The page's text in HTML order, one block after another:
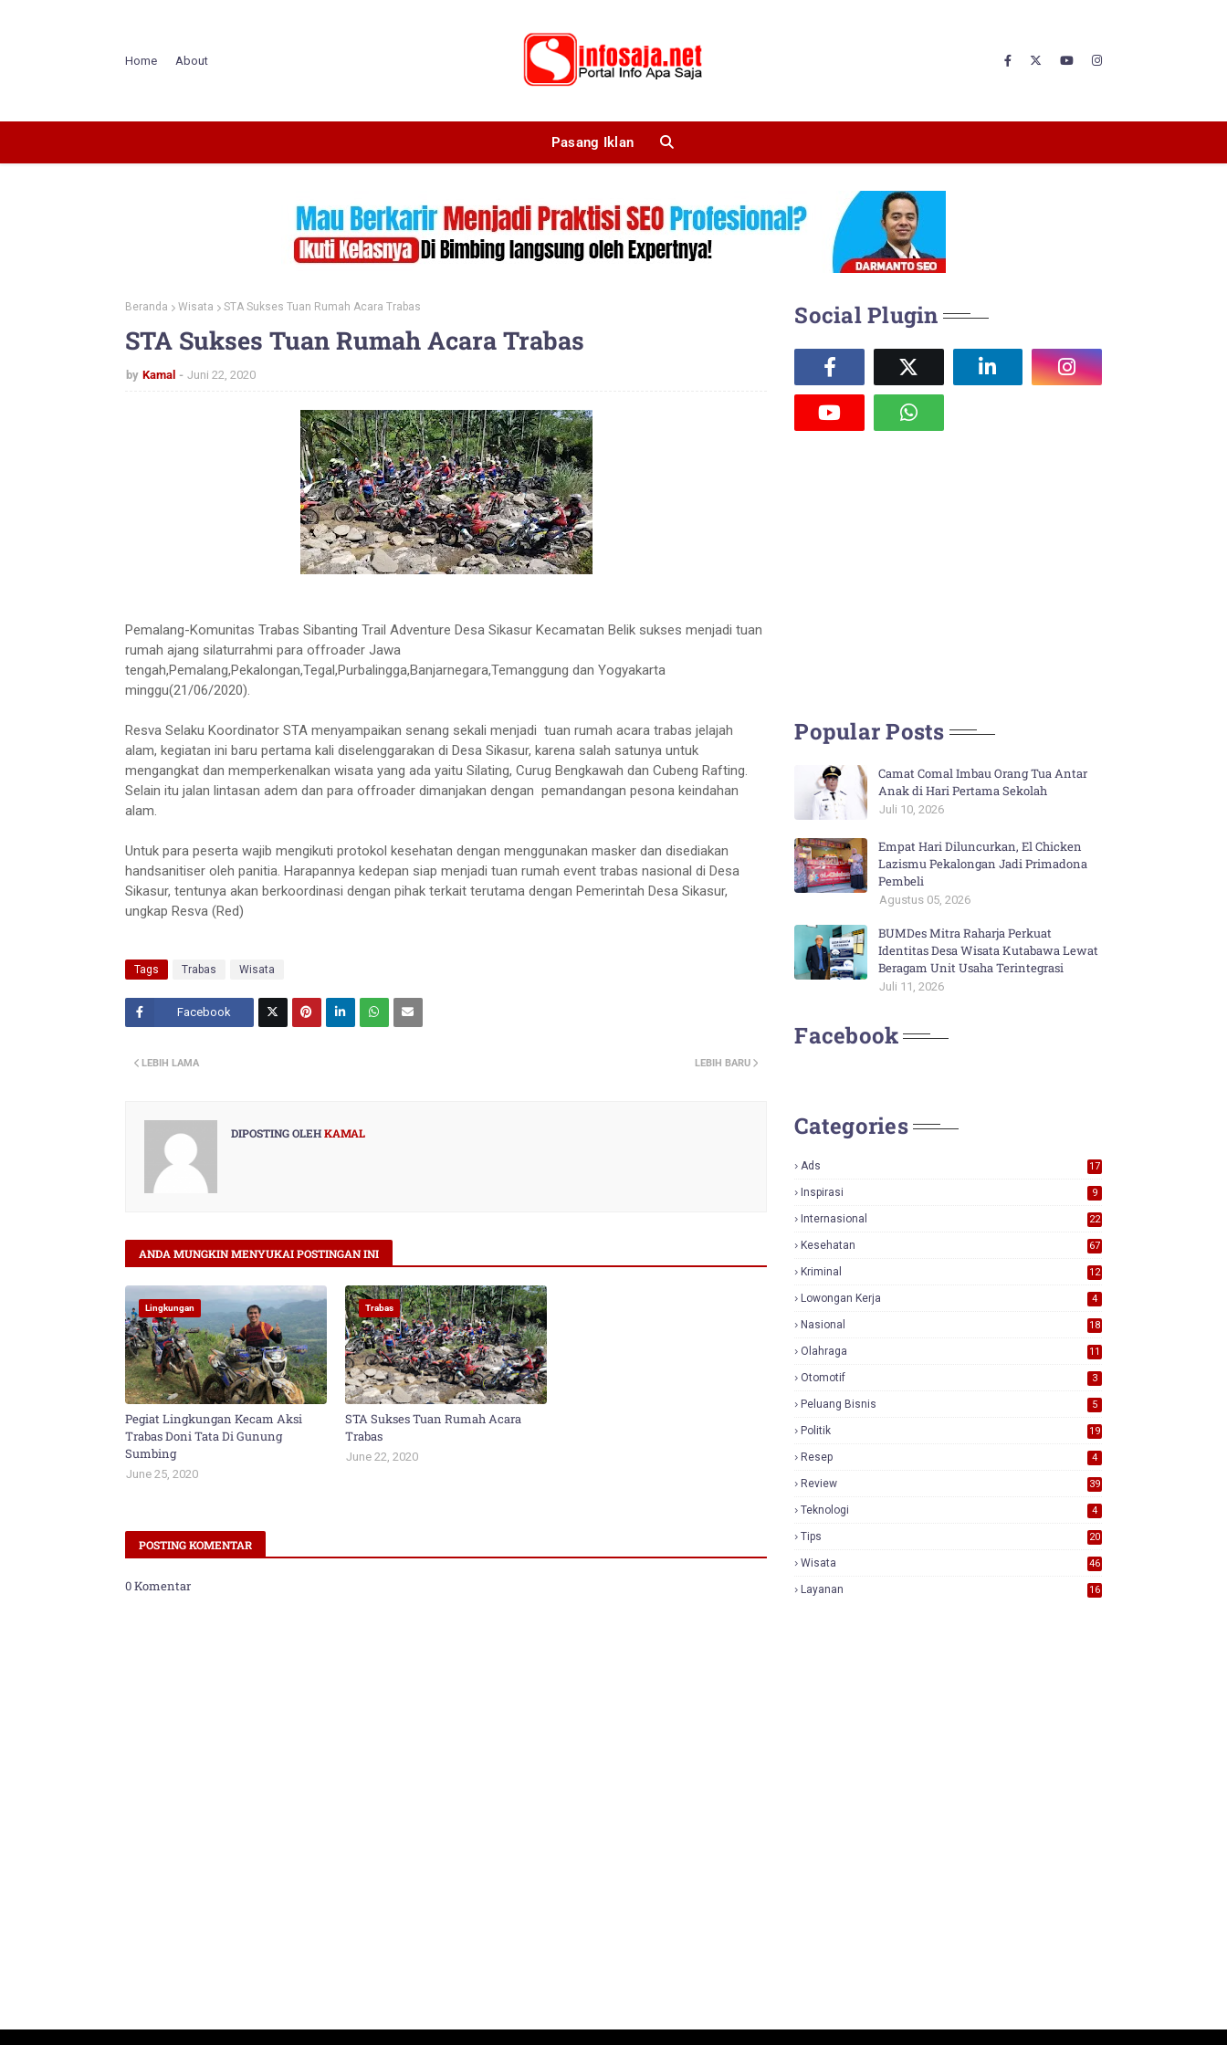
Home About
Pasang Iklan
Beranda Wisata STA Sukses Tuan Rumah Acara Trabas
STA Sukses Tuan Rumah Acara Trabas
by Kamal Juni 22, 2020
Pemalang-Komunitas Trabas Sibanting Trail Adventure Desa Sikasur Kecamatan Belik sukses menjadi tuan
rumah ajang silaturrahmi para offroader Jawa
tengah,Pemalang,Pekalongan,Tegal,Purbalingga,Banjarnegara,Temanggung dan Yogyakarta
minggu(21/06/2020).
Resva Selaku Koordinator STA menyampaikan senang sekali menjadi tuan rumah acara trabas jelajah
alam, kegiatan ini baru pertama kali diselenggarakan di Desa Sikasur, karena salah satunya untuk
mengangkat dan memperkenalkan wisata yang ada yaitu Silating, Curug Bengkawah dan Cubeng Rafting.
Selain itu jalan lintasan adem dan para offroader dimanjakan dengan pemandangan pesona keindahan
alam.
Untuk para peserta wajib mengikuti protokol kesehatan dengan menggunakan masker dan disediakan
handsanitiser oleh panitia. Harapannya kedepan siap menjadi tuan rumah event trabas nasional di Desa
Sikasur, tentunya akan berkoordinasi dengan pihak terkait terutama dengan Pemerintah Desa Sikasur,
ungkap Resva (Red)
Tags Trabas Wisata
Facebook
LEBIH BARU
LEBIH LAMA
DIPOSTING OLEHKAMAL
ANDA MUNGKIN MENYUKAI POSTINGAN INI
Lingkungan
Pegiat Lingkungan Kecam Aksi
Trabas Doni Tata Di Gunung
Sumbing
June 25, 2020
Trabas
STA Sukses Tuan Rumah Acara
Trabas
June 22, 2020
POSTING KOMENTAR
0 Komentar
Social Plugin
Popular Posts
Camat Comal Imbau Orang Tua Antar
Anak di Hari Pertama Sekolah
Juli 10, 2026
Empat Hari Diluncurkan, El Chicken
Lazismu Pekalongan Jadi Primadona
Pembeli
Agustus 05, 2026
BUMDes Mitra Raharja Perkuat
Identitas Desa Wisata Kutabawa Lewat
Beragam Unit Usaha Terintegrasi
Juli 11, 2026
Facebook
Categories
Ads
17
Inspirasi 9
Internasional 22
Kesehatan 67
Kriminal 12
Lowongan Kerja 4
Nasional
18
Olahraga 11
Otomotif 3
Peluang Bisnis 5
Politik 19
Resep 4
Review
39
Teknologi 4
Tips 20
Wisata 46
Layanan 16